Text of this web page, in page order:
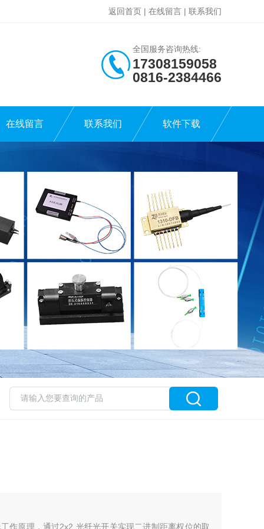
返回首页 | 在线留言 | 联系我们
全国服务咨询热线:
17308159058
0816-2384466
在线留言 联系我们 软件下载
作原理，通过2x2 光纤光开关实现二进制距离权位的取